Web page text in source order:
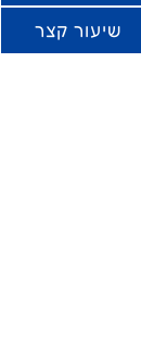
שיעור קצר